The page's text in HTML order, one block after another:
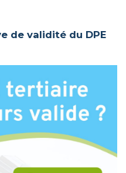
de validité du DPE